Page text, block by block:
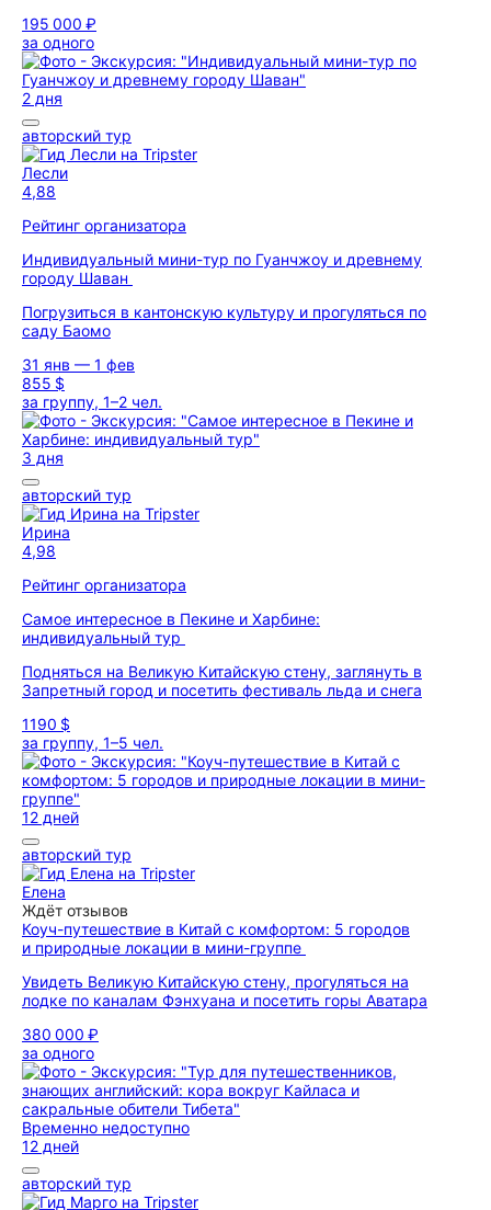
195 000 ₽
за одного
2 дня
авторский тур
Лесли
4,88
Рейтинг организатора
Индивидуальный мини-тур по Гуанчжоу и древнему
городу Шаван
Погрузиться в кантонскую культуру и прогуляться по
саду Баомо
31 янв — 1 фев
855 $
за группу, 1–2 чел.
3 дня
авторский тур
Ирина
4,98
Рейтинг организатора
Самое интересное в Пекине и Харбине:
индивидуальный тур
Подняться на Великую Китайскую стену, заглянуть в
Запретный город и посетить фестиваль льда и снега
1190 $
за группу, 1–5 чел.
12 дней
авторский тур
Елена
Ждёт отзывов
Коуч-путешествие в Китай с комфортом: 5 городов
и природные локации в мини-группе
Увидеть Великую Китайскую стену, прогуляться на
лодке по каналам Фэнхуана и посетить горы Аватара
380 000 ₽
за одного
Временно недоступно
12 дней
авторский тур